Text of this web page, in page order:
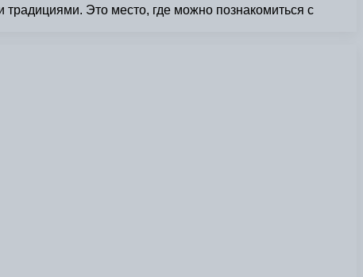
Это место, где можно познакомиться с